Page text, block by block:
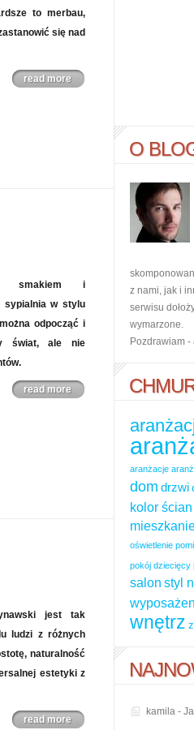
to merbau,
się nad
read more
smakiem i
sypialnia w stylu
odpocząć i
świat, ale nie
read more
jest tak
ludzi z różnych
naturalność
estetyki z
read more
O
z nami, jak i
serwisu
wymarzone.
Pozdrawiam -
aranżacje
dom drzwi
kolor ścian
oświetlenie
pokój dziecięcy
salon styl
wnętrz
kamila -